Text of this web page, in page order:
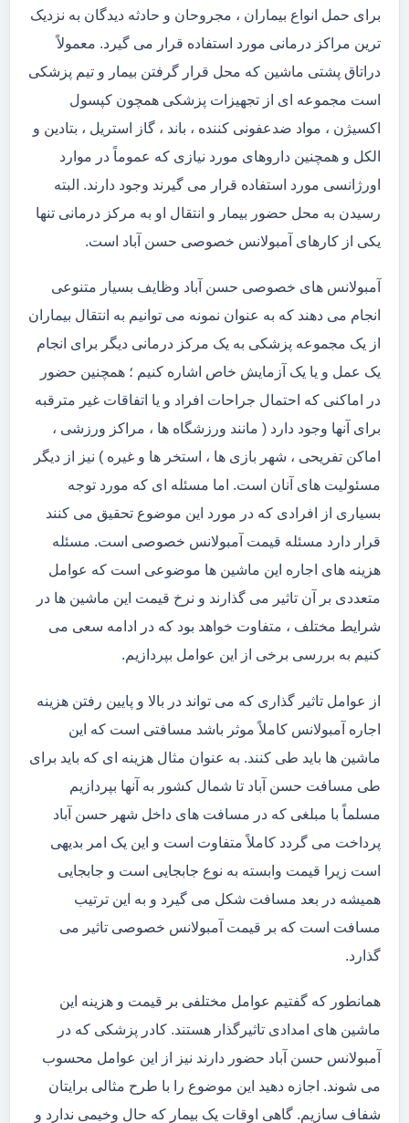
برای حمل انواع بیماران ، مجروحان و حادثه دیدگان به نزدیک
ترین مراکز درمانی مورد استفاده قرار می گیرد. معمولاً
دراتاق پشتی ماشین که محل قرار گرفتن بیمار و تیم پزشکی
است مجموعه ای از تجهیزات پزشکی همچون کپسول
اکسیژن ، مواد ضدعفونی کننده ، باند ، گاز استریل ، بتادین و
الکل و همچنین داروهای مورد نیازی که عموماً در موارد
اورژانسی مورد استفاده قرار می گیرند وجود دارند. البته
رسیدن به محل حضور بیمار و انتقال او به مرکز درمانی تنها
یکی از کارهای آمبولانس خصوصی حسن آباد است.
آمبولانس های خصوصی حسن آباد وظایف بسیار متنوعی
انجام می دهند که به عنوان نمونه می توانیم به انتقال بیماران
از یک مجموعه پزشکی به یک مرکز درمانی دیگر برای انجام
یک عمل و یا یک آزمایش خاص اشاره کنیم ؛ همچنین حضور
در اماکنی که احتمال جراحات افراد و یا اتفاقات غیر مترقبه
برای آنها وجود دارد ( مانند ورزشگاه ها ، مراکز ورزشی ،
اماکن تفریحی ، شهر بازی ها ، استخر ها و غیره ) نیز از دیگر
مسئولیت های آنان است. اما مسئله ای که مورد توجه
بسیاری از افرادی که در مورد این موضوع تحقیق می کنند
قرار دارد مسئله قیمت آمبولانس خصوصی است. مسئله
هزینه های اجاره این ماشین ها موضوعی است که عوامل
متعددی بر آن تاثیر می گذارند و نرخ قیمت این ماشین ها در
شرایط مختلف ، متفاوت خواهد بود که در ادامه سعی می
کنیم به بررسی برخی از این عوامل بپردازیم.
از عوامل تاثیر گذاری که می تواند در بالا و پایین رفتن هزینه
اجاره آمبولانس کاملاً موثر باشد مسافتی است که این
ماشین ها باید طی کنند. به عنوان مثال هزینه ای که باید برای
طی مسافت حسن آباد تا شمال کشور به آنها بپردازیم
مسلماً با مبلغی که در مسافت های داخل شهر حسن آباد
پرداخت می گردد کاملاً متفاوت است و این یک امر بدیهی
است زیرا قیمت وابسته به نوع جابجایی است و جابجایی
همیشه در بعد مسافت شکل می گیرد و به این ترتیب
مسافت است که بر قیمت آمبولانس خصوصی تاثیر می
گذارد.
همانطور که گفتیم عوامل مختلفی بر قیمت و هزینه این
ماشین های امدادی تاثیرگذار هستند. کادر پزشکی که در
آمبولانس حسن آباد حضور دارند نیز از این عوامل محسوب
می شوند. اجازه دهید این موضوع را با طرح مثالی برایتان
شفاف سازیم. گاهی اوقات یک بیمار که حال وخیمی ندارد و